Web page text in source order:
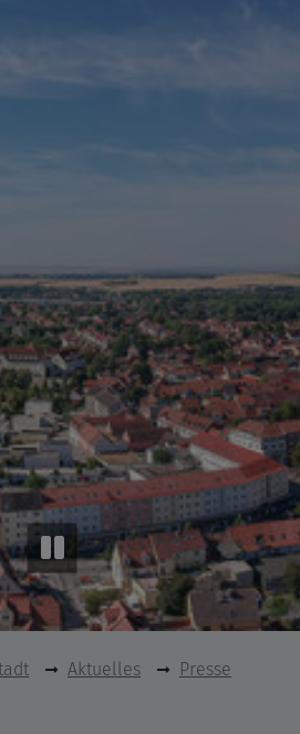
Aktuelles
Presse